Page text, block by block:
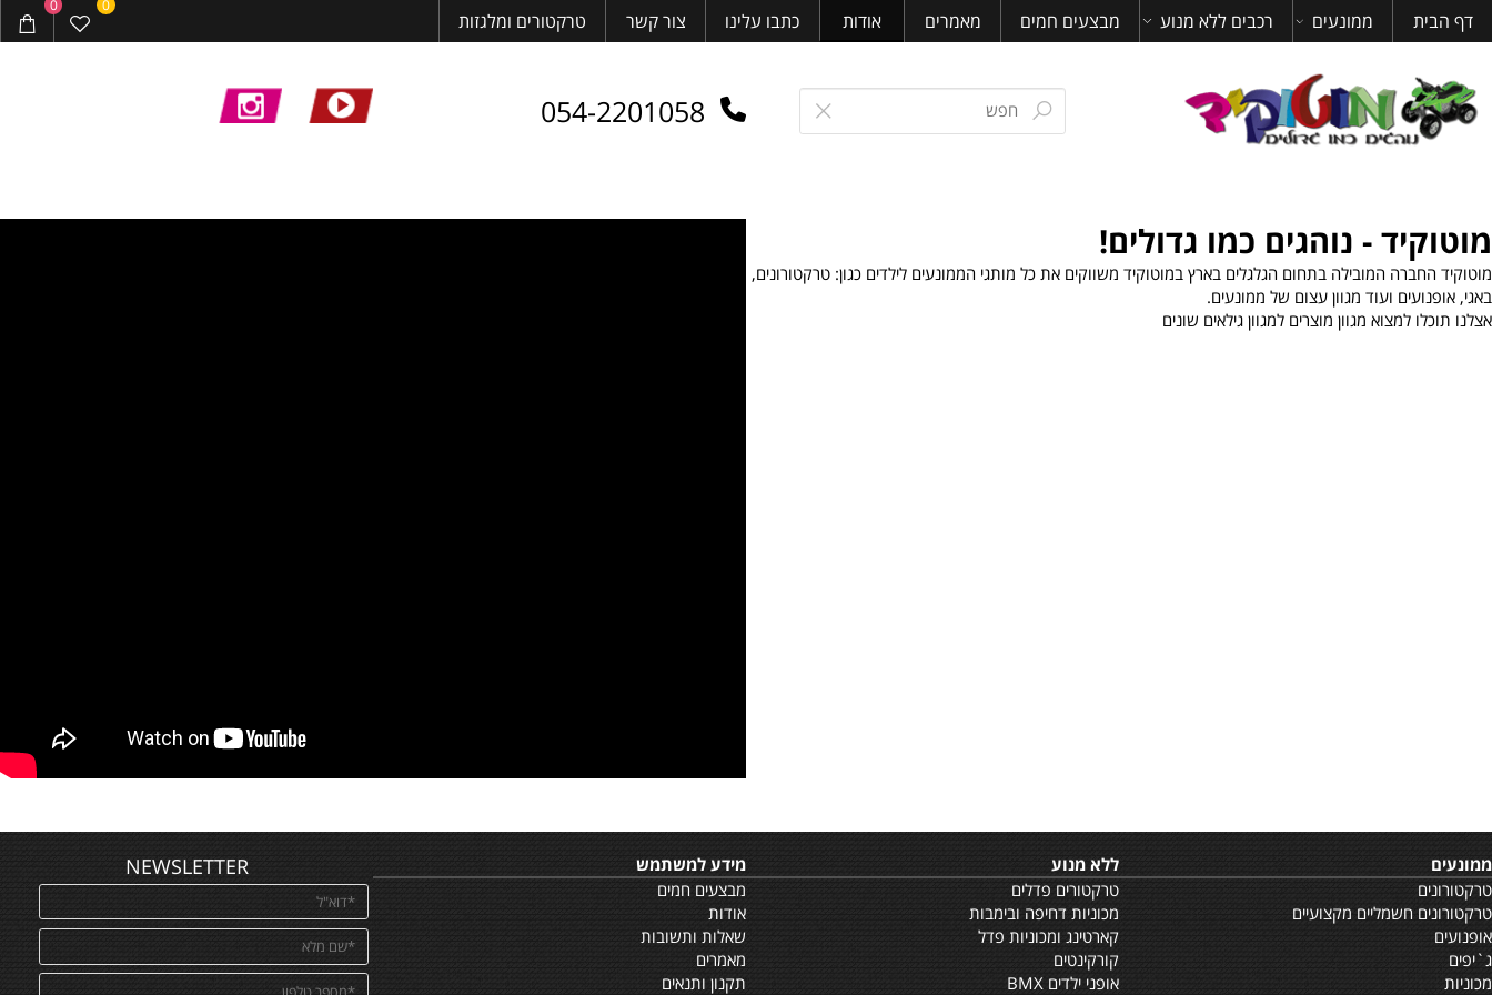
054-2201058
0 0
ממונעים רכבים ללא מנוע מבצעים חמים מאמרים אודות כתבו עלינו צור קשר טרקטורים ומלגזות
- נוהגים כמו גדולים!
המובילה בתחום הגלגלים בארץ במוטוקיד משווקים את כל מותגי הממונעים לילדים כגון: טרקטורונים,
ועוד מגוון עצום של ממונעים.
למצוא מגוון מוצרים למגוון גילאים שונים
חשמליים מקצועיים
ללא מנוע
טרקטורים פדלים
מכוניות דחיפה ובימבות
קארטינג ומכוניות פדל
מידע למשתמש
מבצעים חמים
אודות
שאלות ותשובות